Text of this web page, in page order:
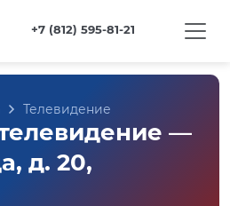
+7 (812) 595-81-21
Телевидение
—
д. 20,